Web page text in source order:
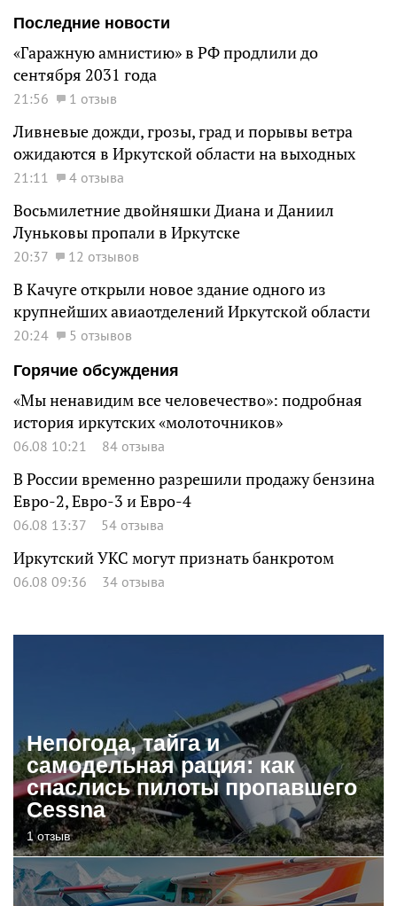
Последние новости
«Гаражную амнистию» в РФ продлили до
сентября 2031 года
21:56 1 отзыв
Ливневые дожди, грозы, град и порывы ветра
ожидаются в Иркутской области на выходных
21:11 4 отзыва
Восьмилетние двойняшки Диана и Даниил
Луньковы пропали в Иркутске
20:37 12 отзывов
В Качуге открыли новое здание одного из
крупнейших авиаотделений Иркутской области
20:24
5 отзывов
Горячие обсуждения
«Мы ненавидим все человечество»: подробная
история иркутских «молоточников»
06.08 10:21 84 отзыва
В России временно разрешили продажу бензина
Евро-2, Евро-3 и Евро-4
06.08 13:37 54 отзыва
Иркутский УКС могут признать банкротом
06.08 09:36 34 отзыва
Непогода, тайга и
самодельная рация: как
спаслись пилоты пропавшего
Cessna
1 отзыв